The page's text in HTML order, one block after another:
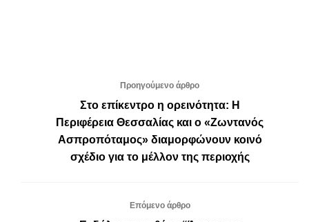
Προηγούμενο άρθρο
Στο επίκεντρο η ορεινότητα: Η
Περιφέρεια Θεσσαλίας και ο «Ζωντανός
Ασπροπόταμος» διαμορφώνουν κοινό
σχέδιο για το μέλλον της περιοχής
Επόμενο άρθρο